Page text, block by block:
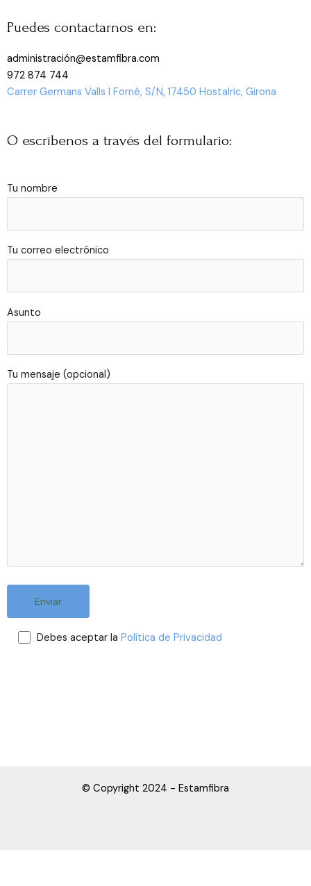
Puedes contactarnos en:
administración@estamfibra.com
972 874 744
Carrer Germans Valls I Forné, S/N, 17450 Hostalric, Girona
O escríbenos a través del formulario:
Tu nombre
Tu correo electrónico
Asunto
Tu mensaje (opcional)
Debes aceptar la Política de Privacidad
© Copyright 2024 - Estamfibra